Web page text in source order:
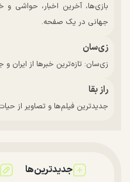
بازی‌ها، آخرین اخبار، حواشی
جهانی در یک صفحه.
زی‌سان
زی‌سان: تازه‌ترین خبرها از ایران و
راز بقا
جدیدترین فیلم‌ها و تصاویر از
جدیدترین‌ها